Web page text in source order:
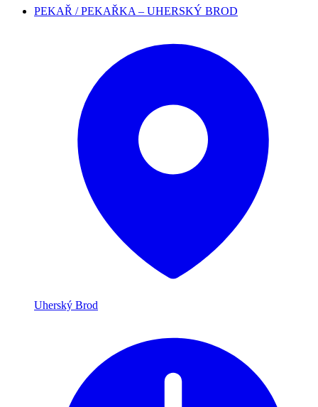
PEKAŘ / PEKAŘKA – UHERSKÝ BROD
Uherský Brod